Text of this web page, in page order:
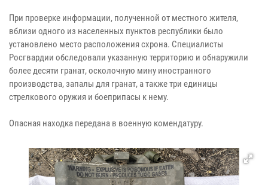
При проверке информации, полученной от местного жителя,
вблизи одного из населенных пунктов республики было
установлено место расположения схрона. Специалисты
Росгвардии обследовали указанную территорию и обнаружили
более десяти гранат, осколочную мину иностранного
производства, запалы для гранат, а также три единицы
стрелкового оружия и боеприпасы к нему.
Опасная находка передана в военную комендатуру.